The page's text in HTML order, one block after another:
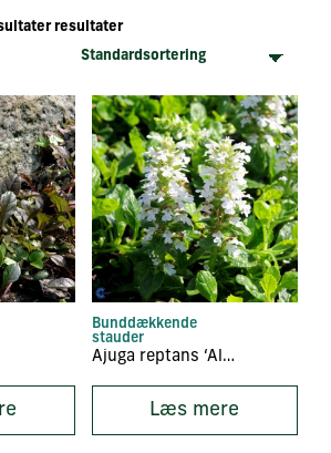
resultater
Bunddækkende
stauder
Ajuga reptans ‘Alba’
Læs mere